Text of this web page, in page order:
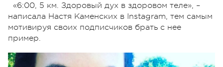
«6:00, 5 км. Здоровый дух в здоровом теле», –
написала Настя Каменских в Instagram, тем самым
мотивируя своих подписчиков брать с нее
пример.